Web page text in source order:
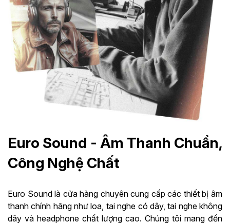
Euro Sound - Âm Thanh Chuẩn,
Công Nghệ Chất
Euro Sound là cửa hàng chuyên cung cấp các thiết bị âm
thanh chính hãng như loa, tai nghe có dây, tai nghe không
dây và headphone chất lượng cao. Chúng tôi mang đến